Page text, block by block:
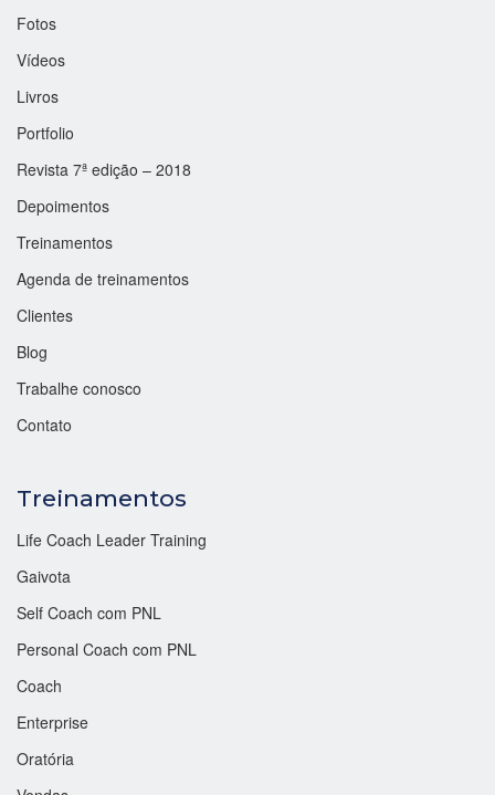
Fotos
Vídeos
Livros
Portfolio
Revista 7ª edição – 2018
Depoimentos
Treinamentos
Agenda de treinamentos
Clientes
Blog
Trabalhe conosco
Contato
Treinamentos
Life Coach Leader Training
Gaivota
Self Coach com PNL
Personal Coach com PNL
Coach
Enterprise
Oratória